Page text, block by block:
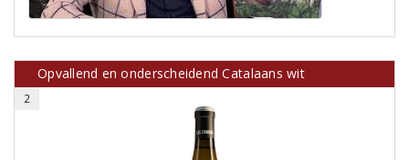
Opvallend en onderscheidend Catalaans wit
2